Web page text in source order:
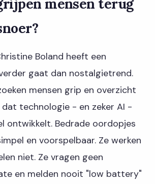
mensen terug
Boland heeft een
gaat dan nostalgietrend.
mensen grip en overzicht
technologie - en zeker AI -
ontwikkelt. Bedrade oordopjes
en voorspelbaar. Ze werken
niet. Ze vragen geen
en melden nooit "low battery"